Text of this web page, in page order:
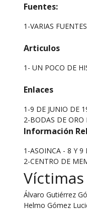
Fuentes:
1-VARIAS FUENTES
Articulos
1- UN POCO DE
Enlaces
1-9 DE JUNIO DE
2-BODAS DE ORO
Información
1-ASOINCA - 8 Y
2-CENTRO DE
Álvaro Gutiérrez
Helmo Gómez